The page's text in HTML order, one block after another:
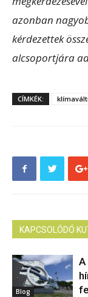
azonban
kérdezettek
alcsoportjára
CÍMKÉK:
KAPCSOLÓDÓ
Blog